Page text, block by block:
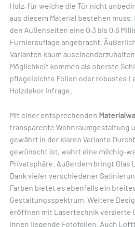
Holz, für welche die Tür nicht
aus ­diesem Material ­bestehen
den Außenseiten eine 0,3 bis 0,6
Furnierauflage angebracht.
Varianten kaum
Möglichkeit kommen als oberste
pflegeleichte Folien oder robustes
Holzdekor infrage.
Mit einer entsprechenden
transparente Wohnraumgestaltung
gewährt in der klaren Variante
gewünscht ist, wahrt eine milchig-
Privatsphäre. Außerdem bringt Glas
Dank vieler verschiedener
Farben ­bietet es ebenfalls ein
Gestaltungsspektrum. Weitere
eröffnen mit Laser­technik verzierte
innen liegende Fotofolien. Auch